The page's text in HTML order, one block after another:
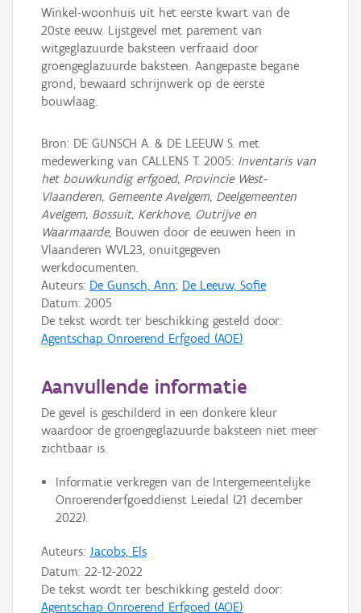
Winkel-woonhuis uit het eerste kwart van de
20ste eeuw. Lijstgevel met parement van
witgeglazuurde baksteen verfraaid door
groengeglazuurde baksteen. Aangepaste begane
grond, bewaard schrijnwerk op de eerste
bouwlaag.
Bron: DE GUNSCH A. & DE LEEUW S. met
medewerking van CALLENS T. 2005: Inventaris van
het bouwkundig erfgoed, Provincie West-
Vlaanderen, Gemeente Avelgem, Deelgemeenten
Avelgem, Bossuit, Kerkhove, Outrijve en
Waarmaarde, Bouwen door de eeuwen heen in
Vlaanderen WVL23, onuitgegeven
werkdocumenten.
Auteurs: De Gunsch, Ann; De Leeuw, Sofie
Datum: 2005
De tekst wordt ter beschikking gesteld door:
Agentschap Onroerend Erfgoed (AOE)
Aanvullende informatie
De gevel is geschilderd in een donkere kleur
waardoor de groengeglazuurde baksteen niet meer
zichtbaar is.
Informatie verkregen van de Intergemeentelijke
Onroerenderfgoeddienst Leiedal (21 december
2022).
Auteurs: Jacobs, Els
Datum: 22-12-2022
De tekst wordt ter beschikking gesteld door:
Agentschap Onroerend Erfgoed (AOE)